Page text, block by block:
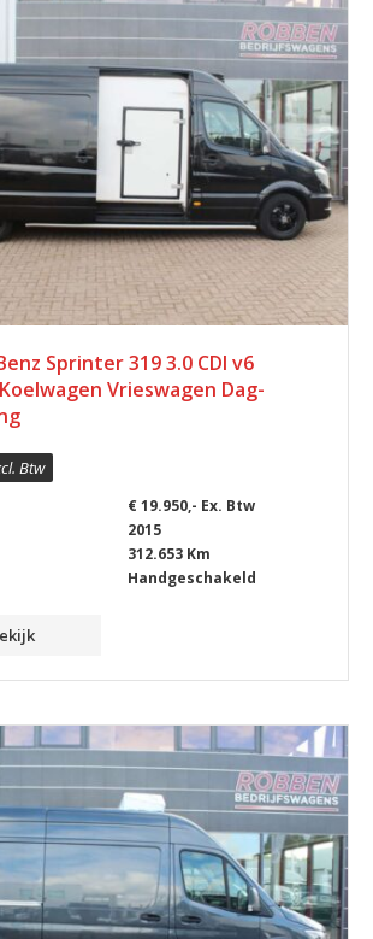
Sprinter 319 3.0 CDI v6
Vrieswagen Dag-
Btw
€ 19.950,- Ex. Btw
2015
312.653 Km
Handgeschakeld